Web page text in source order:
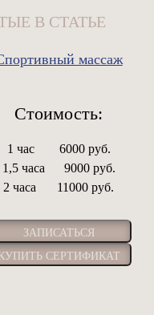
В СТАТЬЕ
массаж
Стоимость:
1 час
6000 руб.
1,5 часа
9000 руб.
2 часа
11000 руб.
ЗАПИСАТЬСЯ
КУПИТЬ СЕРТИФИКАТ